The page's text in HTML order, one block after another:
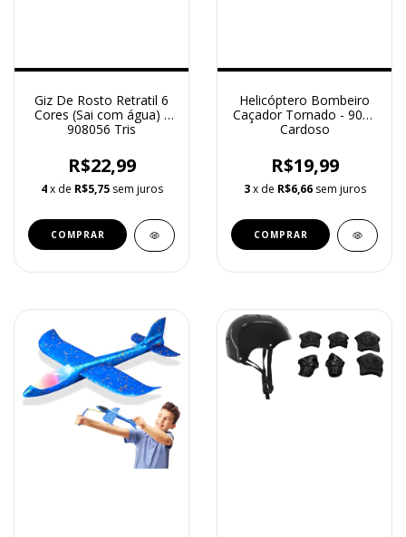
Giz De Rosto Retratil 6
Cores (Sai com água) -
908056 Tris
R$22,99
4 x de R$5,75 sem juros
Helicóptero Bombeiro
Caçador Tornado - 9005
Cardoso
R$19,99
3 x de R$6,66 sem juros